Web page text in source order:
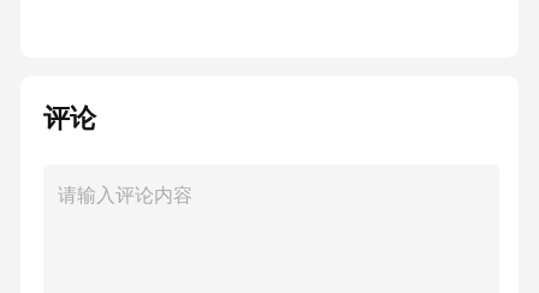
评论